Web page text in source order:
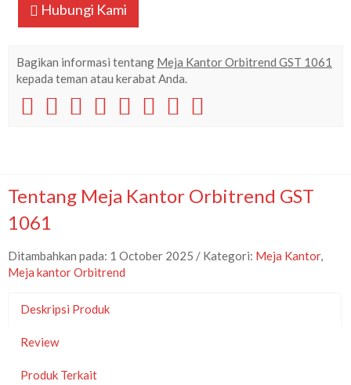
Hubungi Kami
Bagikan informasi tentang Meja Kantor Orbitrend GST 1061
kepada teman atau kerabat Anda.
Tentang Meja Kantor Orbitrend GST
1061
Ditambahkan pada: 1 October 2025 / Kategori: Meja Kantor,
Meja kantor Orbitrend
Deskripsi Produk
Review
Produk Terkait